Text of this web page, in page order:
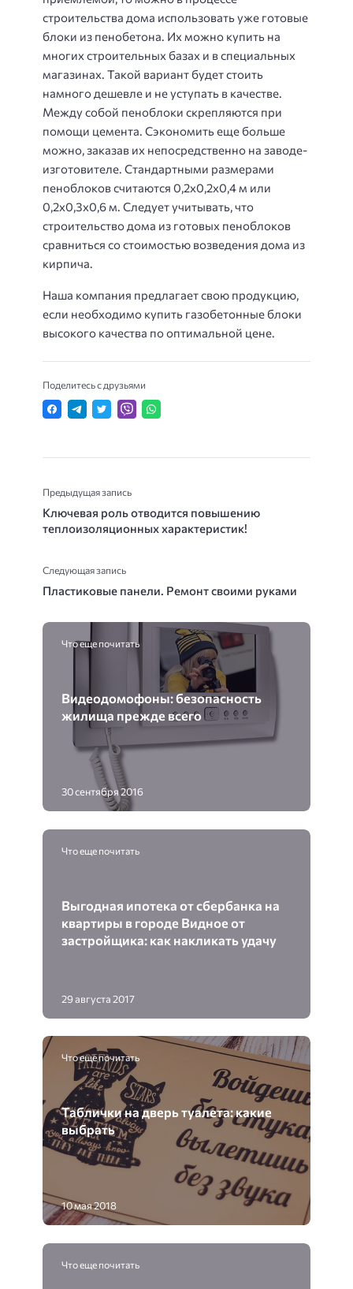
строительства дома использовать уже готовые
блоки из пенобетона. Их можно купить на
многих строительных базах и в специальных
магазинах. Такой вариант будет стоить
намного дешевле и не уступать в качестве.
Между собой пеноблоки скрепляются при
помощи цемента. Сэкономить еще больше
можно, заказав их непосредственно на заводе-
изготовителе. Стандартными размерами
пеноблоков считаются 0,2х0,2х0,4 м или
0,2х0,3х0,6 м. Следует учитывать, что
строительство дома из готовых пеноблоков
сравниться со стоимостью возведения дома из
кирпича.
Наша компания предлагает свою продукцию,
если необходимо купить газобетонные блоки
высокого качества по оптимальной цене.
Поделитесь с друзьями
Предыдущая запись
Ключевая роль отводится повышению
теплоизоляционных характеристик!
Следующая запись
Пластиковые панели. Ремонт своими руками
Что еще почитать
Видеодомофоны: безопасность
жилища прежде всего
30 сентября 2016
Что еще почитать
Выгодная ипотека от сбербанка на
квартиры в городе Видное от
застройщика: как накликать удачу
29 августа 2017
Что еще почитать
Таблички на дверь туалета: какие
выбрать
10 мая 2018
Что еще почитать